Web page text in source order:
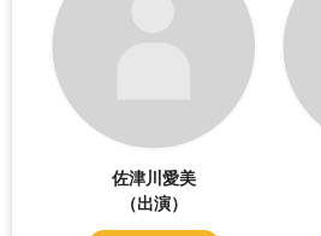
佐津川愛美
（出演）